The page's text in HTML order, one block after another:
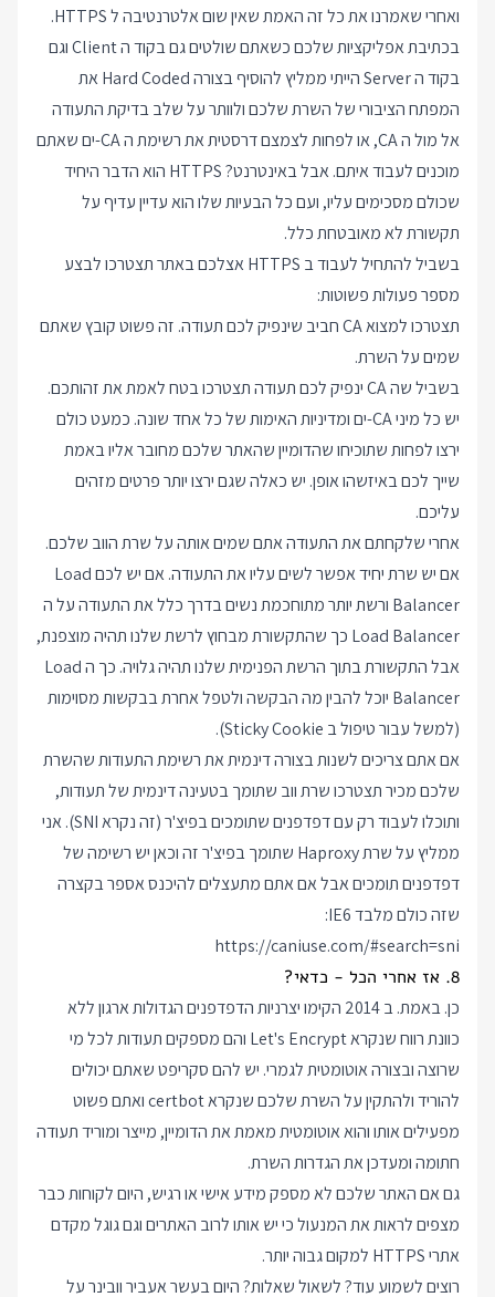
ואחרי שאמרנו את כל זה האמת שאין שום אלטרנטיבה ל HTTPS.
בכתיבת אפליקציות שלכם כשאתם שולטים גם בקוד ה Client וגם
בקוד ה Server הייתי ממליץ להוסיף בצורה Hard Coded את
המפתח הציבורי של השרת שלכם ולוותר על שלב בדיקת התעודה
אל מול ה CA, או לפחות לצמצם דרסטית את רשימת ה CA-ים שאתם
מוכנים לעבוד איתם. אבל באינטרנט? HTTPS הוא הדבר היחיד
שכולם מסכימים עליו, ועם כל הבעיות שלו הוא עדיין עדיף על
תקשורת לא מאובטחת כלל.
בשביל להתחיל לעבוד ב HTTPS אצלכם באתר תצטרכו לבצע
מספר פעולות פשוטות:
תצטרכו למצוא CA חביב שינפיק לכם תעודה. זה פשוט קובץ שאתם
שמים על השרת.
בשביל שה CA ינפיק לכם תעודה תצטרכו בטח לאמת את זהותכם.
יש כל מיני CA-ים ומדיניות האימות של כל אחד שונה. כמעט כולם
ירצו לפחות שתוכיחו שהדומיין שהאתר שלכם מחובר אליו באמת
שייך לכם באיזשהו אופן. יש כאלה שגם ירצו יותר פרטים מזהים
עליכם.
אחרי שלקחתם את התעודה אתם שמים אותה על שרת הווב שלכם.
אם יש שרת יחיד אפשר לשים עליו את התעודה. אם יש לכם Load
Balancer ורשת יותר מתוחכמת נשים בדרך כלל את התעודה על ה
Load Balancer כך שהתקשורת מבחוץ לרשת שלנו תהיה מוצפנת,
אבל התקשורת בתוך הרשת הפנימית שלנו תהיה גלויה. כך ה Load
Balancer יוכל להבין מה הבקשה ולטפל אחרת בבקשות מסוימות
(למשל עבור טיפול ב Sticky Cookie).
אם אתם צריכים לשנות בצורה דינמית את רשימת התעודות שהשרת
שלכם מכיר תצטרכו שרת ווב שתומך בטעינה דינמית של תעודות,
ותוכלו לעבוד רק עם דפדפנים שתומכים בפיצ'ר (זה נקרא SNI). אני
ממליץ על שרת Haproxy שתומך בפיצ'ר זה וכאן יש רשימה של
דפדפנים תומכים אבל אם אתם מתעצלים להיכנס אספר בקצרה
שזה כולם מלבד IE6:
https://caniuse.com/#search=sni
8. אז אחרי הכל - כדאי?
כן. באמת. ב 2014 הקימו יצרניות הדפדפנים הגדולות ארגון ללא
כוונת רווח שנקרא Let's Encrypt והם מספקים תעודות לכל מי
שרוצה ובצורה אוטומטית לגמרי. יש להם סקריפט שאתם יכולים
להוריד ולהתקין על השרת שלכם שנקרא certbot ואתם פשוט
מפעילים אותו והוא אוטומטית מאמת את הדומיין, מייצר ומוריד תעודה
חתומה ומעדכן את הגדרות השרת.
גם אם האתר שלכם לא מספק מידע אישי או רגיש, היום לקוחות כבר
מצפים לראות את המנעול כי יש אותו לרוב האתרים וגם גוגל מקדם
אתרי HTTPS למקום גבוה יותר.
רוצים לשמוע עוד? לשאול שאלות? היום בעשר אעביר וובינר על